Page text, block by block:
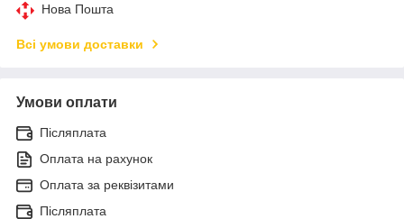
Нова Пошта
Всі умови доставки
Умови оплати
Післяплата
Оплата на рахунок
Оплата за реквізитами
Післяплата